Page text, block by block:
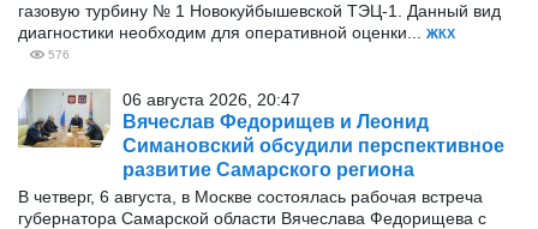
газовую турбину № 1 Новокуйбышевской ТЭЦ-1. Данный вид
диагностики необходим для оперативной оценки...
ЖКХ
576
06 августа 2026, 20:47
Вячеслав Федорищев и Леонид
Симановский обсудили перспективное
развитие Самарского региона
В четверг, 6 августа, в Москве состоялась рабочая встреча
губернатора Самарской области Вячеслава Федорищева с